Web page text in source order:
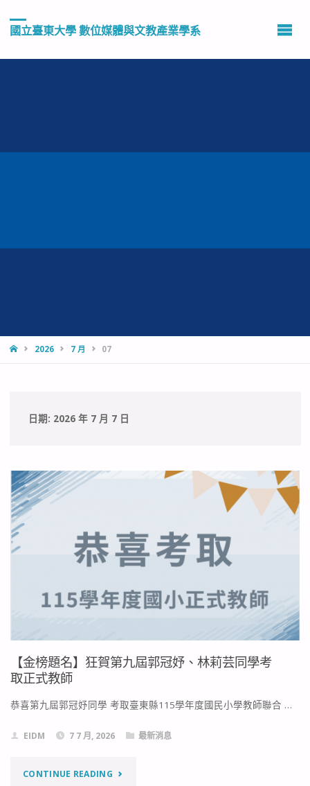
國立臺東大學 數位媒體與文教產業學系
HOME2026 7 月 07
日期: 2026 年 7 月 7 日
【金榜題名】狂賀第九屆郭冠妤、林莉芸同學考
取正式教師
恭喜第九屆郭冠妤同學 考取臺東縣115學年度國民小學教師聯合 …
EIDM 7 7 月, 2026 最新消息
CONTINUE READING"【金